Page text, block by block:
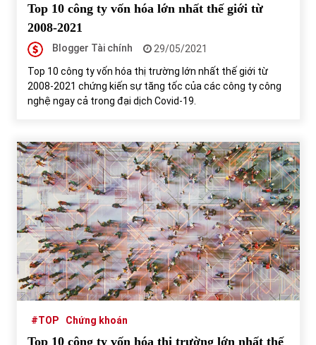
Top 10 công ty vốn hóa lớn nhất thế giới từ
2008-2021
Blogger Tài chính
29/05/2021
Top 10 công ty vốn hóa thị trường lớn nhất thế giới từ
2008-2021 chứng kiến sự tăng tốc của các công ty công
nghệ ngay cả trong đại dịch Covid-19.
#TOP Chứng khoán
Top 10 công ty vốn hóa thị trường lớn nhất thế